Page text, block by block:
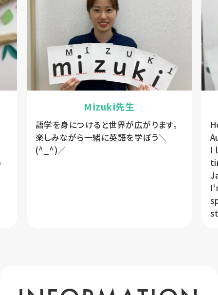
Mizuki先生
語学を身につけると世界が広がります。
楽しみながら一緒に英語を学ぼう＼
(^_^)／
I
time. I